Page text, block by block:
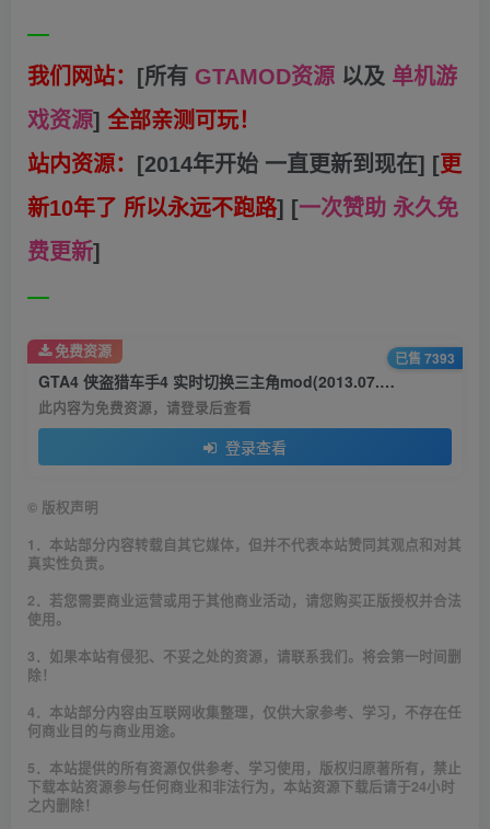
—
我们网站：
[所有 GTAMOD资源 以及 单机游
戏资源] 全部亲测可玩！
站内资源：
[2014年开始 一直更新到现在] [更
新10年了 所以永远不跑路] [一次赞助 永久免
费更新]
—
GTA4 侠盗猎车手4 实时切换三主角mod(2013.07.29版)
此内容为免费资源，请登录后查看
登录查看
免费资源 已售 7393
© 版权声明
1．本站部分内容转载自其它媒体，但并不代表本站赞同其观点和对其
真实性负责。
2．若您需要商业运营或用于其他商业活动，请您购买正版授权并合法
使用。
3．如果本站有侵犯、不妥之处的资源，请联系我们。将会第一时间删
除！
4．本站部分内容由互联网收集整理，仅供大家参考、学习，不存在任
何商业目的与商业用途。
5．本站提供的所有资源仅供参考、学习使用，版权归原著所有，禁止
下载本站资源参与任何商业和非法行为，本站资源下载后请于24小时
之内删除！